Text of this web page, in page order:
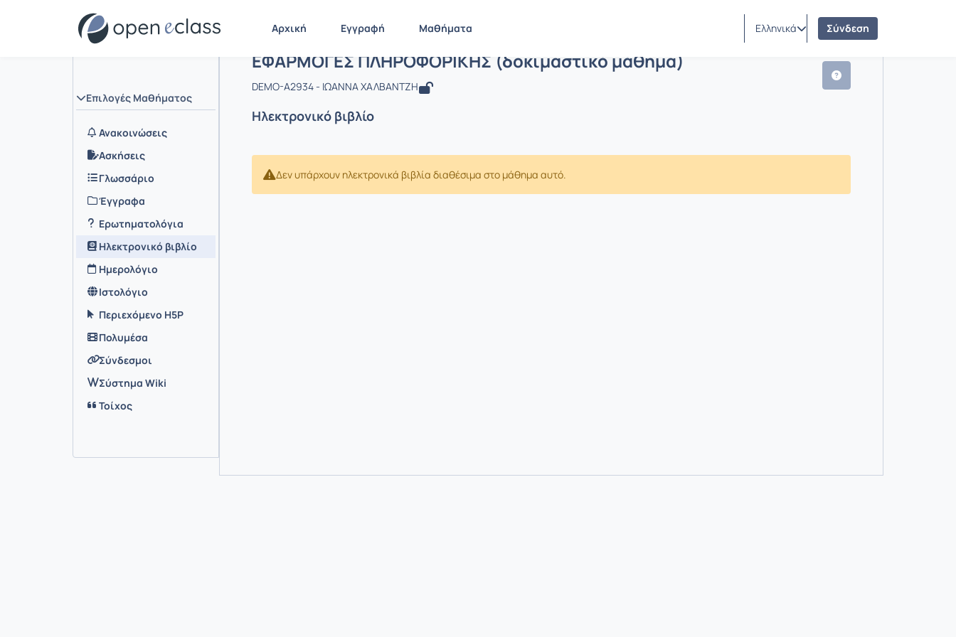
Αρχική Εγγραφή Μαθήματα Ελληνικά Σύνδεση
Επιλογές Μαθήματος
Ανακοινώσεις
Ασκήσεις
Γλωσσάριο
Έγγραφα
Ερωτηματολόγια
Ηλεκτρονικό βιβλίο
Ημερολόγιο
Ιστολόγιο
Περιεχόμενο H5P
Πολυμέσα
Σύνδεσμοι
Σύστημα Wiki
Τοίχος
Μάθημα : ΕΦΑΡΜΟΓΕΣ ΠΛΗΡΟΦΟΡΙΚΗΣ (δοκιμαστικό μάθημα)
ΕΦΑΡΜΟΓΕΣ ΠΛΗΡΟΦΟΡΙΚΗΣ (δοκιμαστικό μάθημα)
DEMO-A2934 - ΙΩΑΝΝΑ ΧΑΛΒΑΝΤΖΗ
Ηλεκτρονικό βιβλίο
Δεν υπάρχουν ηλεκτρονικά βιβλία διαθέσιμα στο μάθημα αυτό.